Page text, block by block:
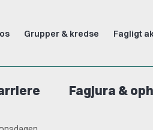
Grupper & kredse Fagligt
Fagjura &